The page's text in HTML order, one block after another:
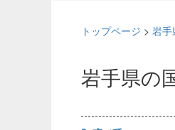
トップページ > 岩手
岩手県の